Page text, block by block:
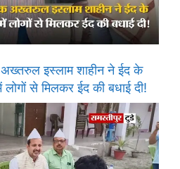
अख्तरुल इस्लाम शाहीन ने ईद के
लोगों से मिलकर ईद की बधाई दी!